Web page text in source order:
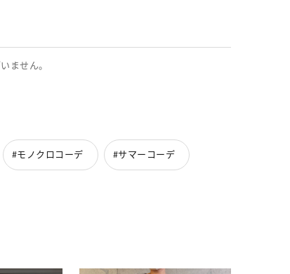
ません。
#モノクロコーデ #サマーコーデ